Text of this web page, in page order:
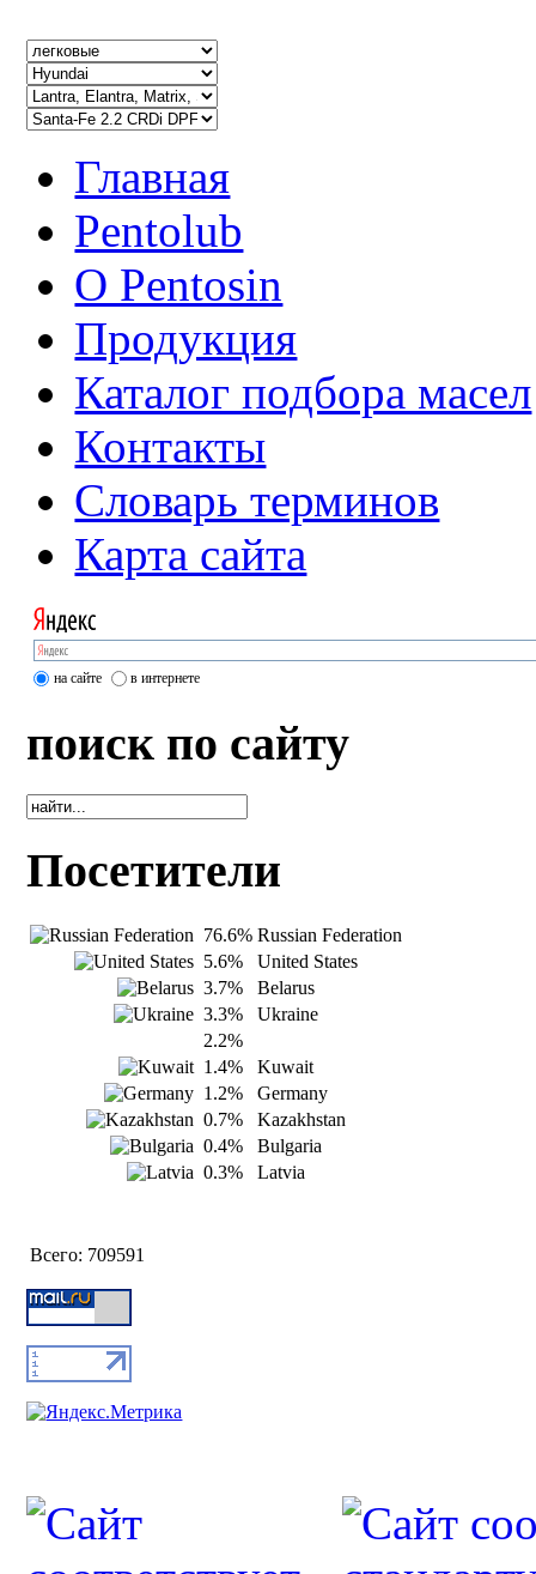
Главная
Pentolub
О Pentosin
Продукция
Каталог подбора масел
Контакты
Словарь терминов
Карта сайта
на сайте в интернете
поиск по сайту
Посетители
76.6% Russian Federation
5.6%
United States
3.7%
Belarus
3.3%
Ukraine
2.2%
1.4%
Kuwait
1.2%
Germany
0.7%
Kazakhstan
0.4%
Bulgaria
0.3%
Latvia
Всего: 709591